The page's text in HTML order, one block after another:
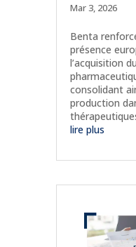
Mar 3, 2026
Benta
présence
l’acquisition
consolidant
production
lire plus